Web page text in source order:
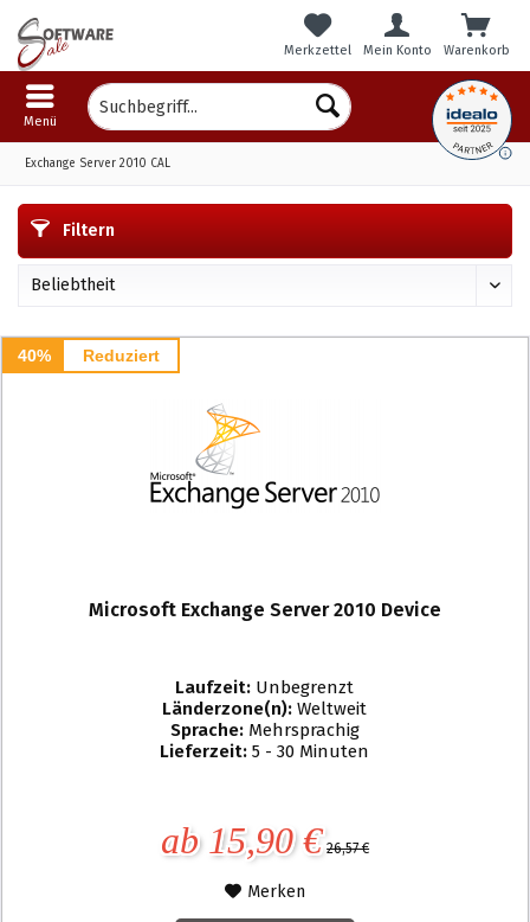
Warenkorb
Merkzettel Mein Konto
Menü
Exchange Server 2010 CAL
Filtern
40% Reduziert
Microsoft Exchange Server 2010 Device
Laufzeit: Unbegrenzt
Länderzone(n):Weltweit
Sprache: Mehrsprachig
Lieferzeit:5 - 30 Minuten
ab 15,90 € 26,57 €
Merken